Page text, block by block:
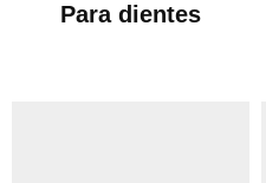
Para dientes